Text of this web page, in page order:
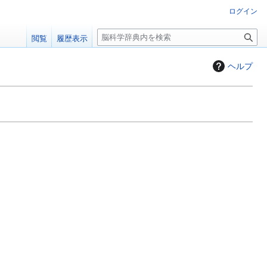
ヘルプ
ログイン
閲覧 履歴表示
検
索